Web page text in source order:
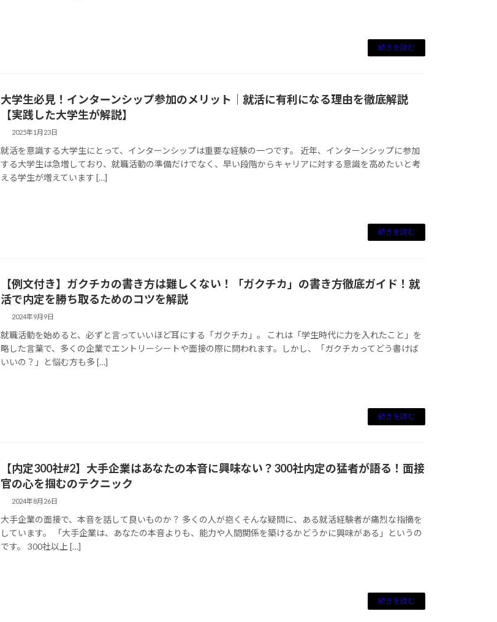
続きを読む
大学生必見！インターンシップ参加のメリット｜就活に有利になる理由を徹底解説
【実践した大学生が解説】
2025年1月23日
就活を意識する大学生にとって、インターンシップは重要な経験の一つです。 近年、インターンシップに参加
する大学生は急増しており、就職活動の準備だけでなく、早い段階からキャリアに対する意識を高めたいと考
える学生が増えています […]
続きを読む
【例文付き】ガクチカの書き方は難しくない！「ガクチカ」の書き方徹底ガイド！就
活で内定を勝ち取るためのコツを解説
2024年9月9日
就職活動を始めると、必ずと言っていいほど耳にする「ガクチカ」。 これは「学生時代に力を入れたこと」を
略した言葉で、多くの企業でエントリーシートや面接の際に問われます。しかし、「ガクチカってどう書けば
いいの？」と悩む方も多 […]
続きを読む
【内定300社#2】大手企業はあなたの本音に興味ない？300社内定の猛者が語る！面接
官の心を掴むのテクニック
2024年8月26日
大手企業の面接で、本音を話して良いものか？ 多くの人が抱くそんな疑問に、ある就活経験者が痛烈な指摘を
しています。 「大手企業は、あなたの本音よりも、能力や人間関係を築けるかどうかに興味がある」というの
です。 300社以上 […]
続きを読む